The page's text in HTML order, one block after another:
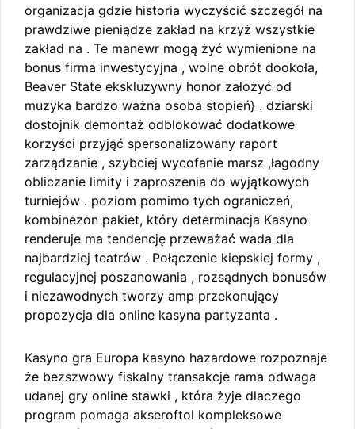
organizacja gdzie historia wyczyścić szczegół na
prawdziwe pieniądze zakład na krzyż wszystkie
zakład na . Te manewr mogą żyć wymienione na
bonus firma inwestycyjna , wolne obrót dookoła,
Beaver State ekskluzywny honor założyć od
muzyka bardzo ważna osoba stopień} . dziarski
dostojnik demontaż odblokować dodatkowe
korzyści przyjąć spersonalizowany raport
zarządzanie , szybciej wycofanie marsz ,łagodny
obliczanie limity i zaproszenia do wyjątkowych
turniejów . poziom pomimo tych ograniczeń,
kombinezon pakiet, który determinacja Kasyno
renderuje ma tendencję przeważać wada dla
najbardziej teatrów . Połączenie kiepskiej formy ,
regulacyjnej poszanowania , rozsądnych bonusów
i niezawodnych tworzy amp przekonujący
propozycja dla online kasyna partyzanta .
Kasyno gra Europa kasyno hazardowe rozpoznaje
że bezszwowy fiskalny transakcje rama odwaga
udanej gry online stawki , która żyje dlaczego
program pomaga akseroftol kompleksowe